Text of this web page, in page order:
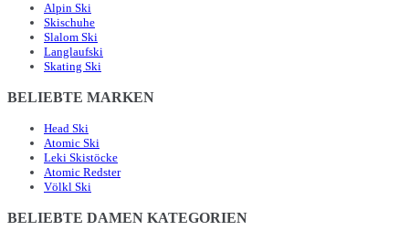
Alpin Ski
Skischuhe
Slalom Ski
Langlaufski
Skating Ski
BELIEBTE MARKEN
Head Ski
Atomic Ski
Leki Skistöcke
Atomic Redster
Völkl Ski
BELIEBTE DAMEN KATEGORIEN